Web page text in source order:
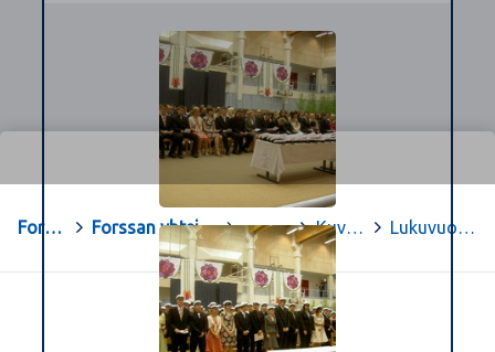
Forssa Forssan yhteislyseon opiskelu-sivut> . > Kuvagalleria > Lukuvuosi 05-06